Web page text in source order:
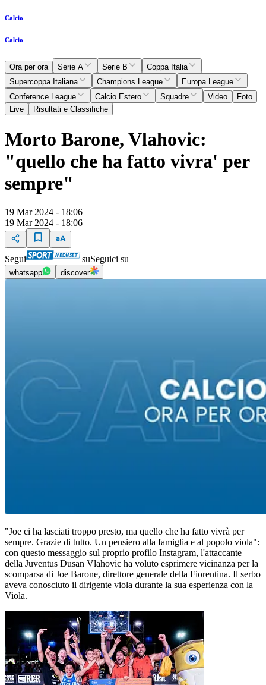
Calcio
Calcio
Ora per ora Serie A Serie B
Coppa Italia
Supercoppa Italiana
Champions League
Europa League
Conference League
Calcio Estero Squadre Video
Foto
Live
Risultati e Classifiche
Morto Barone, Vlahovic:
"quello che ha fatto vivra' per
sempre"
19 Mar 2024 - 18:06
19 Mar 2024 - 18:06
Segui suSeguici su
whatsapp discover
"Joe ci ha lasciati troppo presto, ma quello che ha fatto vivrà per
sempre. Grazie di tutto. Un pensiero alla famiglia e al popolo viola":
con questo messaggio sul proprio profilo Instagram, l'attaccante
della Juventus Dusan Vlahovic ha voluto esprimere vicinanza per la
scomparsa di Joe Barone, direttore generale della Fiorentina. Il serbo
aveva conosciuto il dirigente viola durante la sua esperienza con la
Viola.